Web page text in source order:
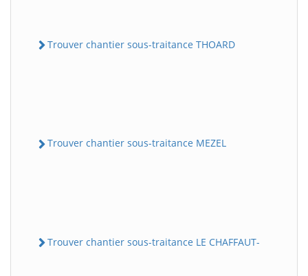
Trouver chantier sous-traitance THOARD
Trouver chantier sous-traitance MEZEL
Trouver chantier sous-traitance LE CHAFFAUT-